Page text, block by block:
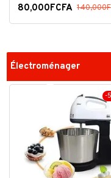
80,000FCFA
Électroménager
-